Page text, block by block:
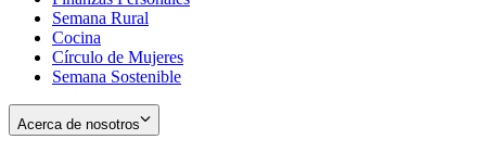
Semana Rural
Cocina
Círculo de Mujeres
Semana Sostenible
Acerca de nosotros